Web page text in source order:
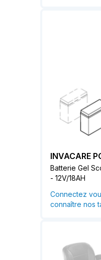
INVACARE
Batterie Gel
- 12V/18AH
Connectez
connaître nos